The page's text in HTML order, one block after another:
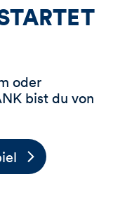
oder
bist du von